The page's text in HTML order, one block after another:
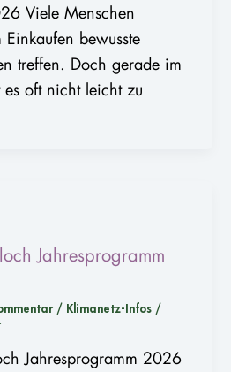
Viele Menschen
bewusste
treffen. Doch gerade im
es oft nicht leicht zu
Jahresprogramm
/ Klimanetz-Infos/
Jahresprogramm 2026